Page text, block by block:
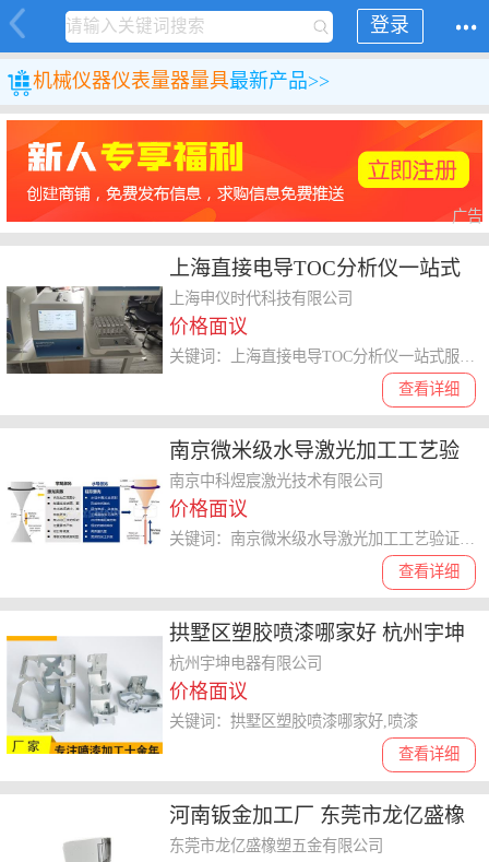
登录
机械仪器仪表量器量具最新产品>>
广告
上海直接电导TOC分析仪一站式
服务 上海申仪时代科技供应
上海申仪时代科技有限公司
价格面议
查看详细
南京微米级水导激光加工工艺验
证与打样 欢迎来电 南京中科煜宸
激光技术供应
南京中科煜宸激光技术有限公司
价格面议
查看详细
拱墅区塑胶喷漆哪家好 杭州宇坤
电器供应
杭州宇坤电器有限公司
价格面议
查看详细
关键词：拱墅区塑胶喷漆哪家好,喷漆
河南钣金加工厂 东莞市龙亿盛橡
塑五金供应
东莞市龙亿盛橡塑五金有限公司